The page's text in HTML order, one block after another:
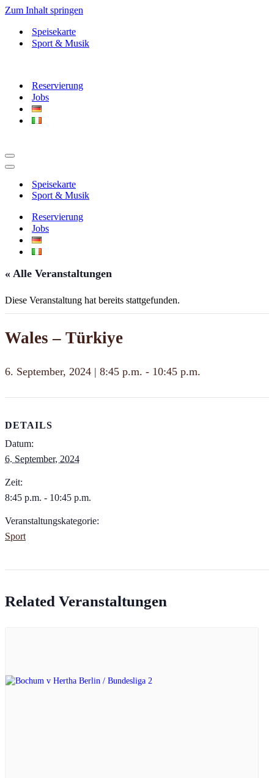
Zum Inhalt springen
Speisekarte
Sport & Musik
Reservierung
Jobs
Navigationsmenü
Navigationsmenü
Speisekarte
Sport & Musik
Reservierung
Jobs
« Alle Veranstaltungen
Diese Veranstaltung hat bereits stattgefunden.
Wales – Türkiye
6. September, 2024 | 8:45 p.m. - 10:45 p.m.
DETAILS
Datum:
6. September, 2024
Zeit:
8:45 p.m. - 10:45 p.m.
Veranstaltungskategorie:
Sport
Related Veranstaltungen